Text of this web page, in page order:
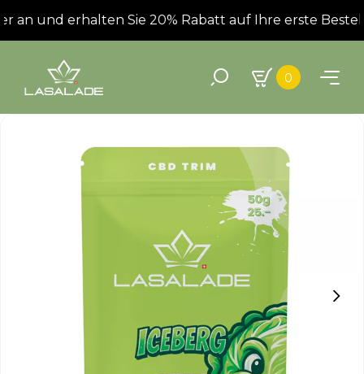
und erhalten Sie 20% Rabatt auf Ihre erste
0